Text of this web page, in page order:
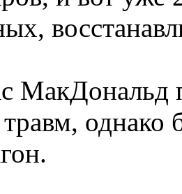
МакДональд
однако